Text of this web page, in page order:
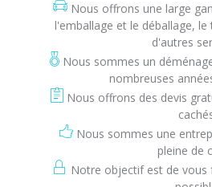
Nous offrons une large
l'emballage et le déballage,
d'autres
Nous sommes un
nombreuses
Nous offrons des devis
Nous sommes une
pleine de
Notre objectif est de vous